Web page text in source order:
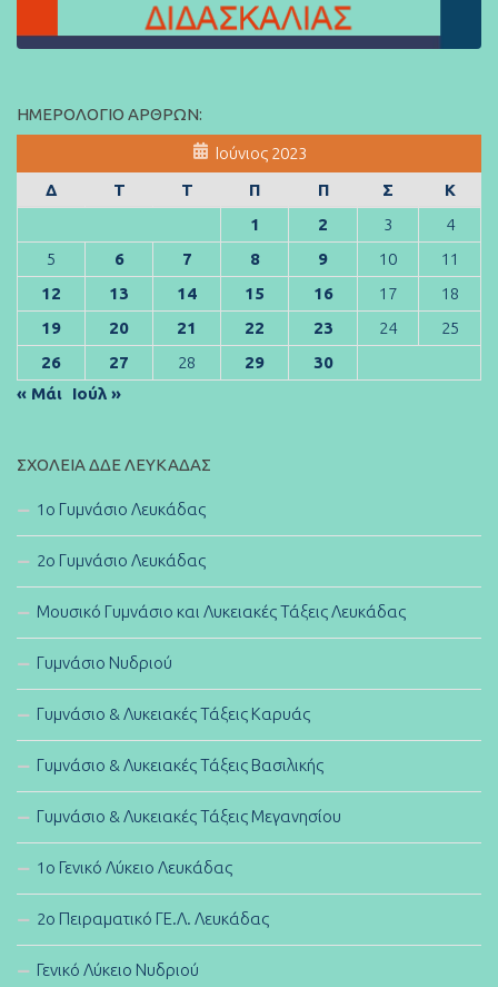
ΗΜΕΡΟΛΌΓΙΟ ΆΡΘΡΩΝ:
Ιούνιος 2023
Δ
Τ Τ Π Π Σ
Κ
1
2 3
4
5
6 7 8 9 10
11
12
13 14 15 16 17
18
19
20 21 22 23 24
25
26
27 28 29
30
« Μάι Ιούλ »
ΣΧΟΛΕΊΑ ΔΔΕ ΛΕΥΚΆΔΑΣ
1ο Γυμνάσιο Λευκάδας
2ο Γυμνάσιο Λευκάδας
Μουσικό Γυμνάσιο και Λυκειακές Τάξεις Λευκάδας
Γυμνάσιο Νυδριού
Γυμνάσιο & Λυκειακές Τάξεις Καρυάς
Γυμνάσιο & Λυκειακές Τάξεις Βασιλικής
Γυμνάσιο & Λυκειακές Τάξεις Μεγανησίου
1ο Γενικό Λύκειο Λευκάδας
2ο Πειραματικό ΓΕ.Λ. Λευκάδας
Γενικό Λύκειο Νυδριού